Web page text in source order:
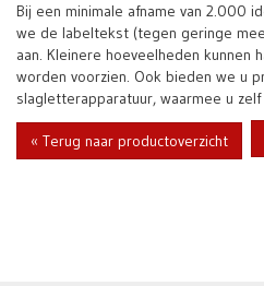
Bij een minimale afname van 2.000
we de labeltekst (tegen geringe
aan. Kleinere hoeveelheden kunnen
worden voorzien. Ook bieden we u
slagletterapparatuur, waarmee u
« Terug naar productoverzicht